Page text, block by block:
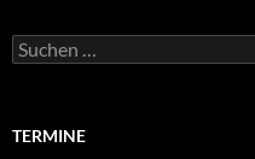
Suche
nach:
TERMINE